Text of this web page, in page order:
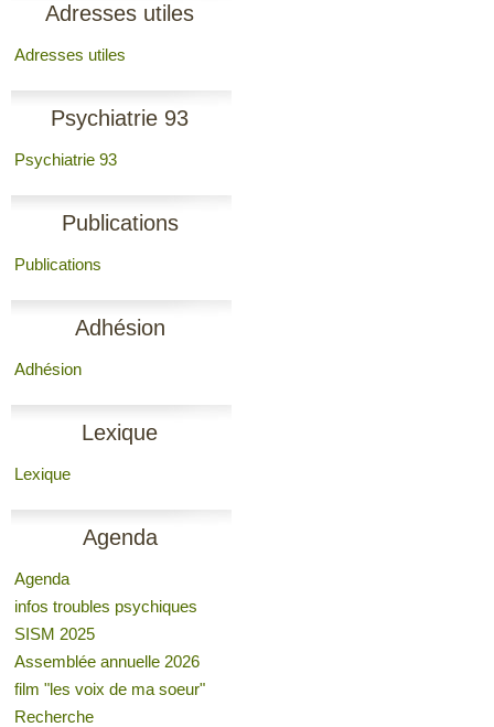
Adresses utiles
Adresses utiles
Psychiatrie 93
Psychiatrie 93
Publications
Publications
Adhésion
Adhésion
Lexique
Lexique
Agenda
Agenda
infos troubles psychiques
SISM 2025
Assemblée annuelle 2026
film "les voix de ma soeur"
Recherche